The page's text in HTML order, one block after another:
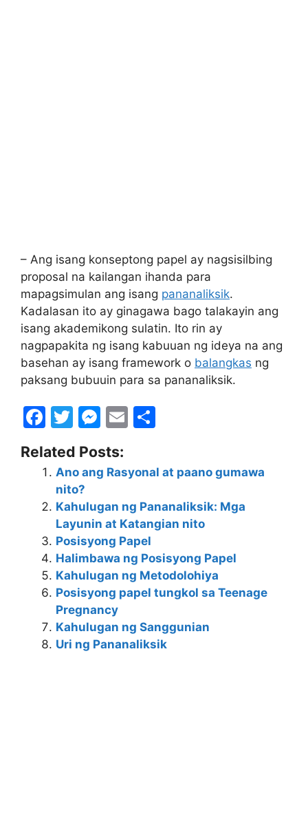
– Ang isang konseptong papel ay nagsisilbing
proposal na kailangan ihanda para
mapagsimulan ang isang pananaliksik.
Kadalasan ito ay ginagawa bago talakayin ang
isang akademikong sulatin. Ito rin ay
nagpapakita ng isang kabuuan ng ideya na ang
basehan ay isang framework o balangkas ng
paksang bubuuin para sa pananaliksik.
F
c
e
b
o
o
k
T
w
itt
er
M
s
s
e
n
g
er
E
l
ar
e
Related Posts:
Ano ang Rasyonal at paano gumawa
nito?
Kahulugan ng Pananaliksik: Mga
Layunin at Katangian nito
Posisyong Papel
Halimbawa ng Posisyong Papel
Kahulugan ng Metodolohiya
Posisyong papel tungkol sa Teenage
Pregnancy
Kahulugan ng Sanggunian
Uri ng Pananaliksik